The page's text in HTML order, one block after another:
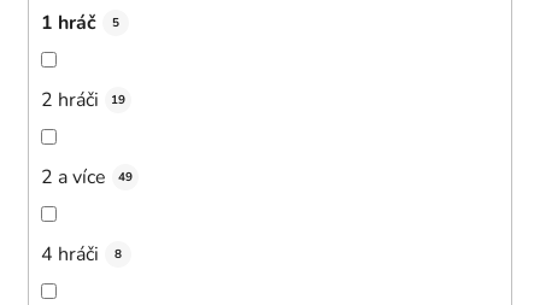
1 hráč 5
2 hráči 19
2 a více 49
4 hráči 8